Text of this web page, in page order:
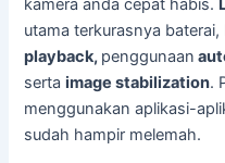
kamera anda cepat habis.
utama terkurasnya
playback, penggunaan
sertaimage stabilization.
menggunakan aplikasi-
sudah hampir melemah.